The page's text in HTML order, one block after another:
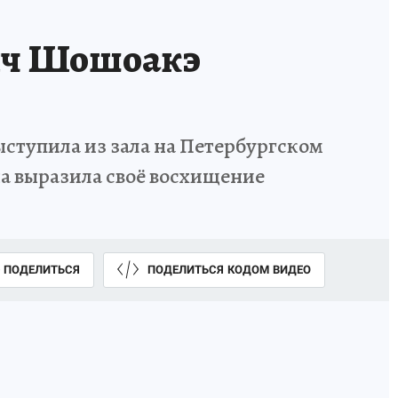
Шошоакэ
из зала на Петербургском
выразила своё восхищение
ПОДЕЛИТЬСЯ ПОДЕЛИТЬСЯ КОДОМ ВИДЕО